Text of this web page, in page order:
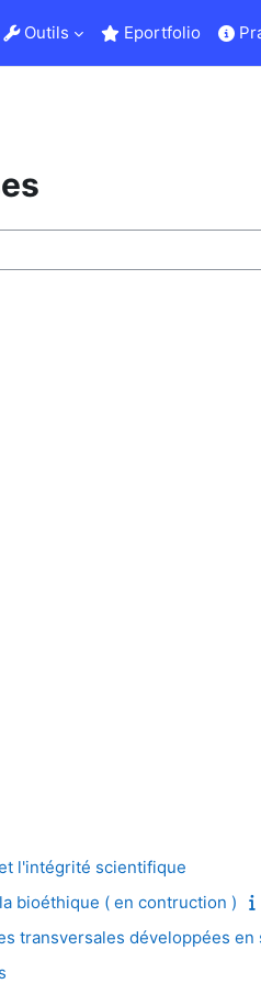
Outils Eportfolio
cursos
l'intégrité scientifique
bioéthique ( en contruction )
transversales développées en